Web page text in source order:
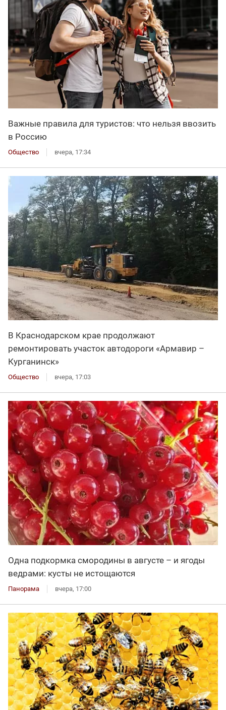
Важные правила для туристов: что нельзя ввозить
в Россию
Общество вчера, 17:34
В Краснодарском крае продолжают
ремонтировать участок автодороги «Армавир –
Курганинск»
Общество вчера, 17:03
Одна подкормка смородины в августе – и ягоды
ведрами: кусты не истощаются
Панорама вчера, 17:00